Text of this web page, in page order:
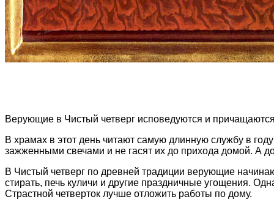
Верующие в Чистый четверг исповедуются и
В храмах в этот день читают самую длинную службу в
зажженными свечами и не гасят их до прихода домой. А
В Чистый четверг по древней традиции верующие
стирать, печь куличи и другие праздничные угощения.
Страстной четверток лучше отложить работы по дому.